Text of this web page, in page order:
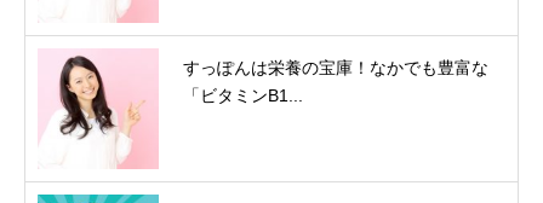
すっぽんは栄養の宝庫！なかでも豊富な
「ビタミンB1...